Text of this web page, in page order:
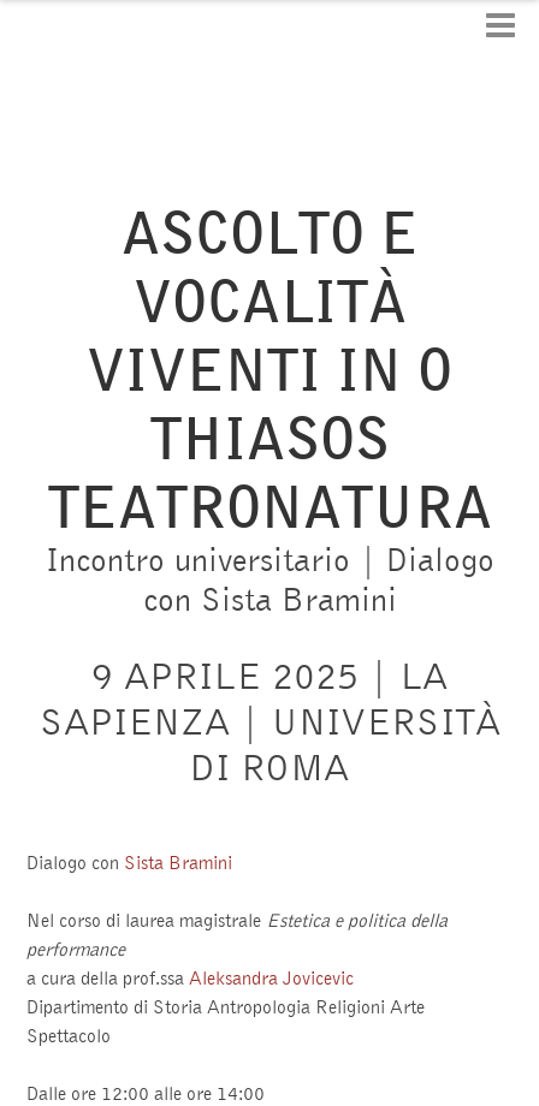
ASCOLTO E
VOCALITÀ
VIVENTI IN O
THIASOS
TEATRONATURA
Incontro universitario | Dialogo
con Sista Bramini
9 APRILE 2025 | LA
SAPIENZA | UNIVERSITÀ
DI ROMA
Dialogo con Sista Bramini
Nel corso di laurea magistrale Estetica e politica della
performance
a cura della prof.ssa Aleksandra Jovicevic
Dipartimento di Storia Antropologia Religioni Arte
Spettacolo
Dalle ore 12:00 alle ore 14:00